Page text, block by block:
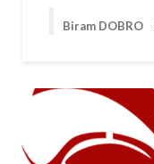
Biram DOBRO